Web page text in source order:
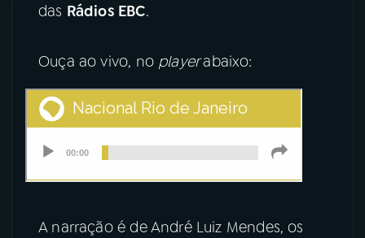
das Rádios EBC.
Ouça ao vivo, no playerabaixo:
A narração é de André Luiz Mendes, os